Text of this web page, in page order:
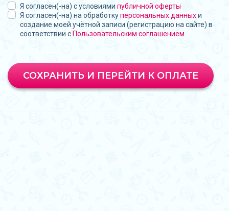
Я согласен(-на) с условиями публичной оферты
Я согласен(-на) на обработкуперсональных данныхи
создание моей учётной записи (регистрацию на сайте) в
соответствии с Пользовательским соглашением
СОХРАНИТЬ И ПЕРЕЙТИ К ОПЛАТЕ